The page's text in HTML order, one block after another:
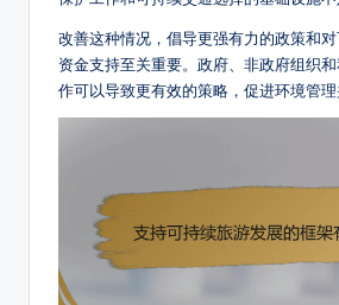
改善这种情况，倡导更强有力的政策和
资金支持至关重要。政府、非政府组织
作可以导致更有效的策略，促进环境管理